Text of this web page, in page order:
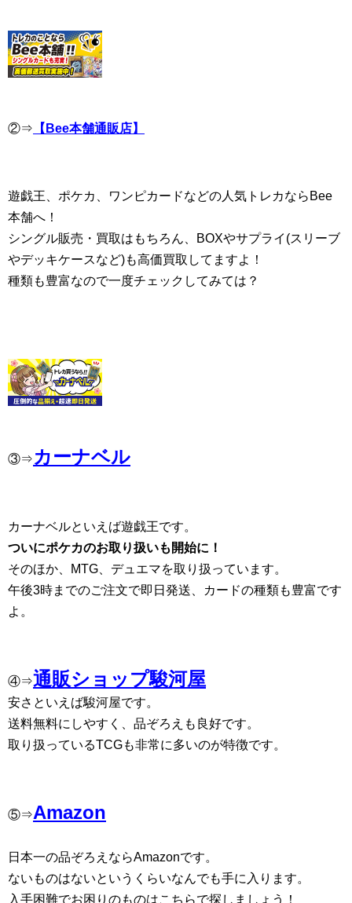
②⇒ 【Bee本舗通販店】
遊戯王、ポケカ、ワンピカードなどの人気トレカならBee
本舗へ！
シングル販売・買取はもちろん、BOXやサプライ(スリーブ
やデッキケースなど)も高価買取してますよ！
種類も豊富なので一度チェックしてみては？
③⇒ カーナベル
カーナベルといえば遊戯王です。
ついにポケカのお取り扱いも開始に！
そのほか、MTG、デュエマを取り扱っています。
午後3時までのご注文で即日発送、カードの種類も豊富です
よ。
④⇒通販ショップ駿河屋
安さといえば駿河屋です。
送料無料にしやすく、品ぞろえも良好です。
取り扱っているTCGも非常に多いのが特徴です。
⑤⇒Amazon
日本一の品ぞろえならAmazonです。
ないものはないというくらいなんでも手に入ります。
入手困難でお困りのものはこちらで探しましょう！